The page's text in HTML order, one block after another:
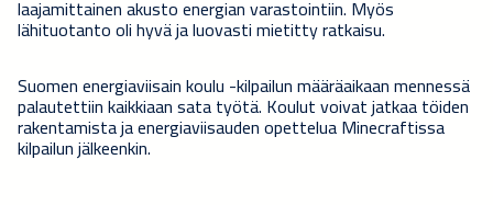
laajamittainen akusto energian varastointiin. Myös
lähituotanto oli hyvä ja luovasti mietitty ratkaisu.
Suomen energiaviisain koulu -kilpailun määräaikaan mennessä
palautettiin kaikkiaan sata työtä. Koulut voivat jatkaa töiden
rakentamista ja energiaviisauden opettelua Minecraftissa
kilpailun jälkeenkin.